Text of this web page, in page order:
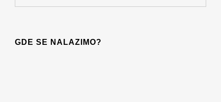
GDE SE NALAZIMO?